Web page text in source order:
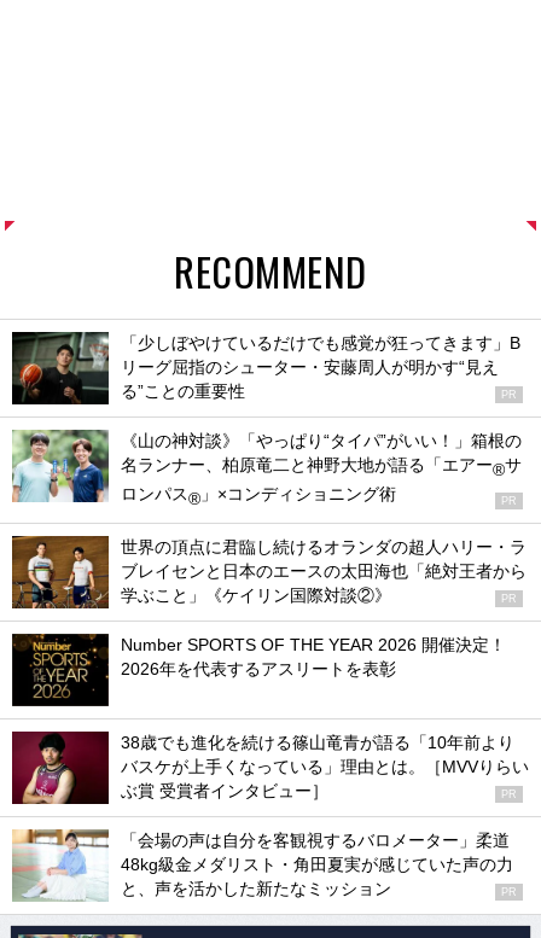
RECOMMEND
「少しぼやけているだけでも感覚が狂ってきます」B
リーグ屈指のシューター・安藤周人が明かす“見え
る”ことの重要性
PR
《山の神対談》「やっぱり“タイパ”がいい！」箱根の
名ランナー、柏原竜二と神野大地が語る「エアー®サ
ロンパス® 」×コンディショニング術 PR
世界の頂点に君臨し続けるオランダの超人ハリー・ラ
ブレイセンと日本のエースの太田海也「絶対王者から
学ぶこと」《ケイリン国際対談②》
PR
Number SPORTS OF THE YEAR 2026 開催決定！
2026年を代表するアスリートを表彰
38歳でも進化を続ける篠山竜青が語る「10年前より
バスケが上手くなっている」理由とは。［MVVりらい
ぶ賞 受賞者インタビュー］
PR
「会場の声は自分を客観視するバロメーター」柔道
48kg級金メダリスト・角田夏実が感じていた声の力
と、声を活かした新たなミッション
PR